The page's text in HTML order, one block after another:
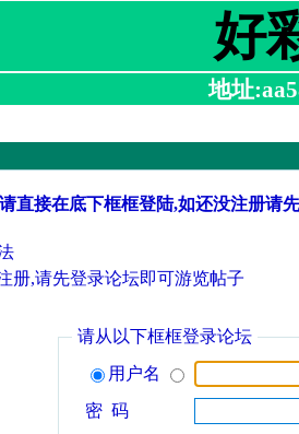
好
地址
直接在底下框框登陆,如还没注册请
册,请先登录论坛即可游览帖子
请从以下框框登录论坛
用户名
密 码